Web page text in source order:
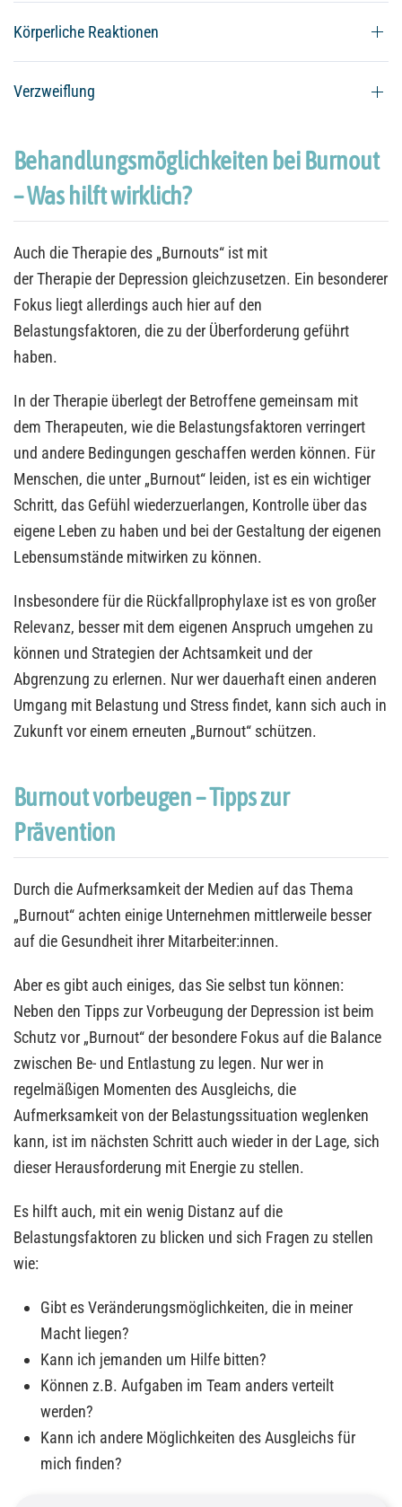
Körperliche Reaktionen
Verzweiflung
Behandlungsmöglichkeiten bei Burnout
– Was hilft wirklich?
Auch die Therapie des „Burnouts“ ist mit
der Therapie der Depression gleichzusetzen. Ein besonderer
Fokus liegt allerdings auch hier auf den
Belastungsfaktoren, die zu der Überforderung geführt
haben.
In der Therapie überlegt der Betroffene gemeinsam mit
dem Therapeuten, wie die Belastungsfaktoren verringert
und andere Bedingungen geschaffen werden können. Für
Menschen, die unter „Burnout“ leiden, ist es ein wichtiger
Schritt, das Gefühl wiederzuerlangen, Kontrolle über das
eigene Leben zu haben und bei der Gestaltung der eigenen
Lebensumstände mitwirken zu können.
Insbesondere für die Rückfallprophylaxe ist es von großer
Relevanz, besser mit dem eigenen Anspruch umgehen zu
können und Strategien der Achtsamkeit und der
Abgrenzung zu erlernen. Nur wer dauerhaft einen anderen
Umgang mit Belastung und Stress findet, kann sich auch in
Zukunft vor einem erneuten „Burnout“ schützen.
Burnout vorbeugen – Tipps zur
Prävention
Durch die Aufmerksamkeit der Medien auf das Thema
„Burnout“ achten einige Unternehmen mittlerweile besser
auf die Gesundheit ihrer Mitarbeiter:innen.
Aber es gibt auch einiges, das Sie selbst tun können:
Neben den Tipps zur Vorbeugung der Depression ist beim
Schutz vor „Burnout“ der besondere Fokus auf die Balance
zwischen Be- und Entlastung zu legen. Nur wer in
regelmäßigen Momenten des Ausgleichs, die
Aufmerksamkeit von der Belastungssituation weglenken
kann, ist im nächsten Schritt auch wieder in der Lage, sich
dieser Herausforderung mit Energie zu stellen.
Es hilft auch, mit ein wenig Distanz auf die
Belastungsfaktoren zu blicken und sich Fragen zu stellen
wie:
Gibt es Veränderungsmöglichkeiten, die in meiner
Macht liegen?
Kann ich jemanden um Hilfe bitten?
Können z.B. Aufgaben im Team anders verteilt
werden?
Kann ich andere Möglichkeiten des Ausgleichs für
mich finden?